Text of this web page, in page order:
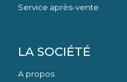
Service après-vente
LA SOCIÉTÉ
A propos